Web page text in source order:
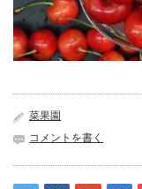
菜果園
コメントを書く